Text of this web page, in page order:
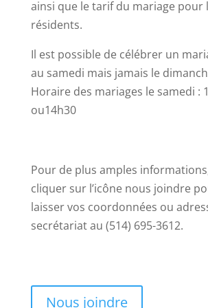
ainsi que le tarif du mariage pour
résidents.
Il est possible de célébrer un
au samedi mais jamais le
Horaire des mariages le samedi :
ou14h30
Pour de plus amples
cliquer sur l’icône nous joindre
laisser vos coordonnées ou
secrétariat au (514) 695-3612.
Nous joindre